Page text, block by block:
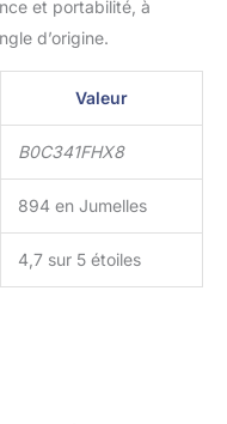
et portabilité, à
d’origine.
Valeur
B0C341FHX8
894 en Jumelles
4,7 sur 5 étoiles